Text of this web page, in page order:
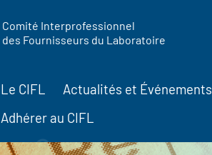
Comité Interprofessionnel
des Fournisseurs du Laboratoire
Le CIFL Actualités et Événements
Adhérer au CIFL